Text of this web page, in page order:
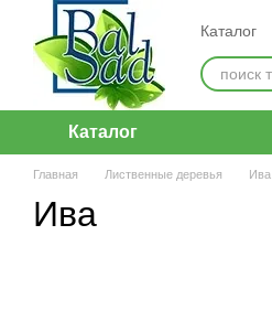
Перейти к основному контенту
Каталог
Каталог
Главная Лиственные деревья Ива
Ива